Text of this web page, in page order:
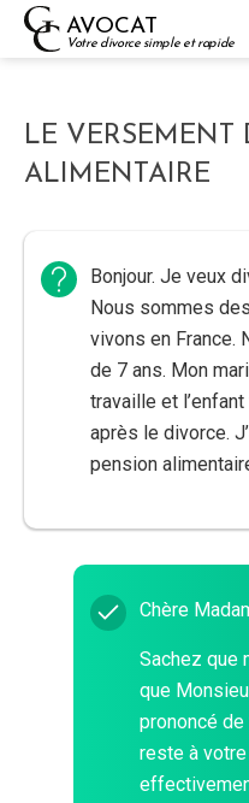
Skip
AVOCAT
Votre divorce simple et rapide
LE VERSEMENT
ALIMENTAIRE
Bonjour. Je veux
Nous sommes
vivons en France.
de 7 ans. Mon
travaille et
après le divorce.
pension
Chère
Sachez que
que
prononcé
reste à